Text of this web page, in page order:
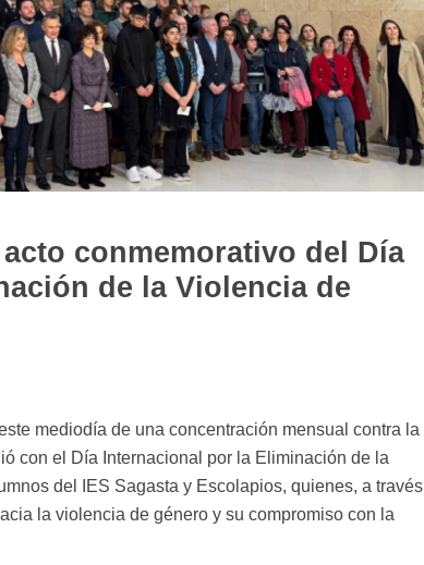
conmemorativo del Día
de la Violencia de
mediodía de una concentración mensual contra la
con el Día Internacional por la Eliminación de la
del IES Sagasta y Escolapios, quienes, a través
la violencia de género y su compromiso con la